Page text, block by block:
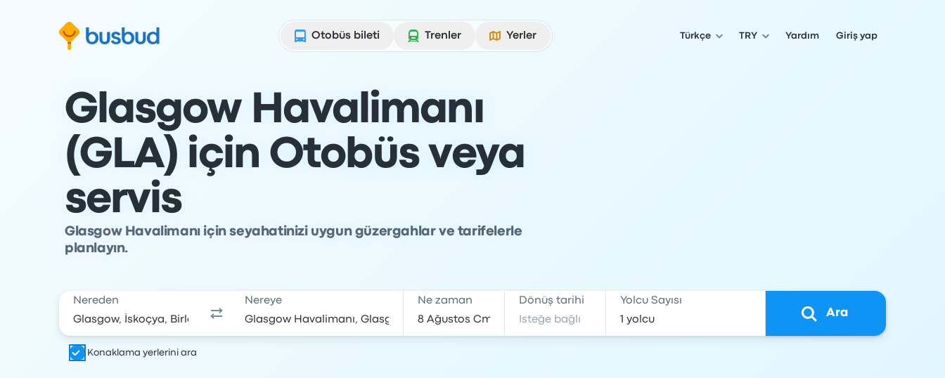
Otobüs bileti
Trenler Yerler Türkçe TRY Yardım Giriş yap
Glasgow Havalimanı
(GLA) için Otobüs veya
servis
Glasgow Havalimanı için seyahatinizi uygun güzergahlar ve tarifelerle
planlayın.
Nereden Nereye Ne zaman Dönüş tarihi Yolcu Sayısı
Ara
Konaklama yerlerini ara